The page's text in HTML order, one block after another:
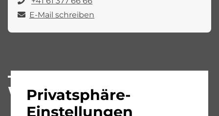
Privatsphäre-
Einstellungen
E-Mail schreiben
Weitere Angebote